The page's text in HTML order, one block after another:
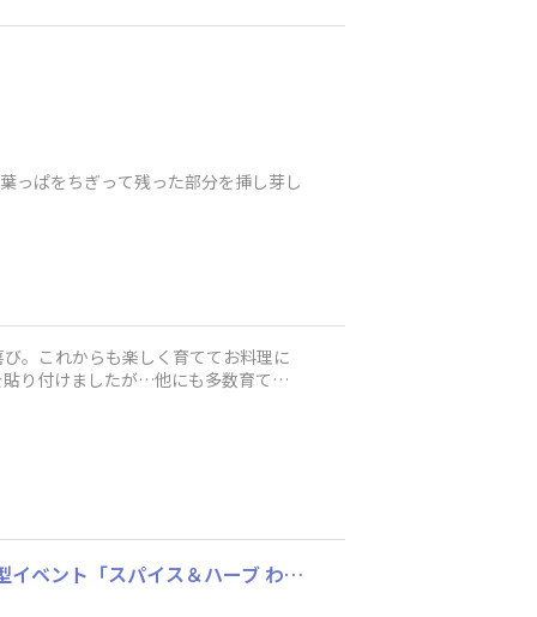
っぱをちぎって残った部分を挿し芽し
。これからも楽しく育ててお料理に
り付けましたが…他にも多数育てて
【エスビー食品からのお知らせ】7月25日(土)「スパイス展示館」で開催！小学生向け体験型イベント「スパイス＆ハーブ わくわくチャレンジ」応募受付中！